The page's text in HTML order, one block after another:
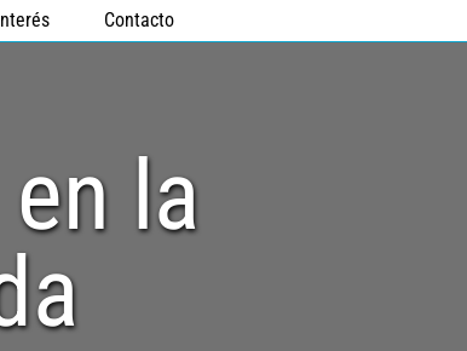
Contacto
en la